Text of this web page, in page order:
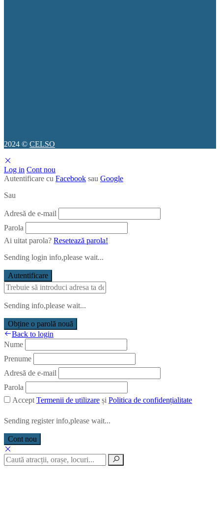
2024 © CELSO
Log in Cont nou
Autentificare cu Facebook sau Google
Sau
Adresă de e-mail
Parola
Ai uitat parola? Resetează parola!
Sending login info,please wait...
Autentificare
Sending info,please wait...
Obține o parolă nouă
Back to login
Nume
Prenume
Adresă de e-mail
Parola
AcceptTermenii de utilizare și Politica de confidențialitate
Sending register info,please wait...
Cont nou